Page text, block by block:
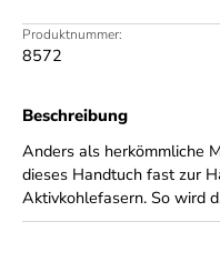
Produktnummer:
8572
Beschreibung
Anders als herkömmliche
dieses Handtuch fast zur
Aktivkohlefasern. So wird